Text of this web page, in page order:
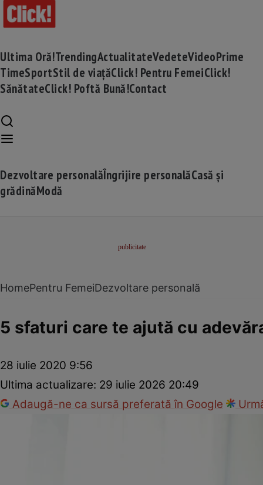
Ultima Oră!TrendingActualitateVedeteVideoPrime
TimeSportStil de viațăClick! Pentru FemeiClick!
SănătateClick! Poftă Bună!Contact
Dezvoltare personalăÎngrijire personalăCasă și
grădinăModă
HomePentru FemeiDezvoltare personală
5 sfaturi care te ajută cu
28 iulie 2020 9:56
Ultima actualizare: 29 iulie 2026 20:49
Adaugă-ne ca sursă preferată în Google